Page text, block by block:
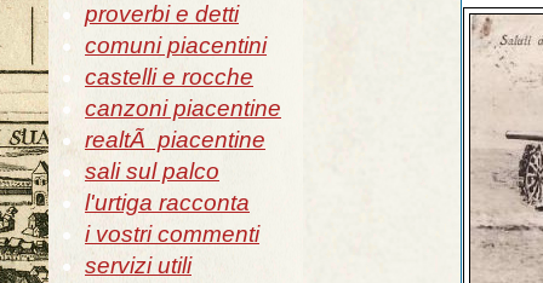
proverbi e detti
comuni piacentini
castelli e rocche
canzoni piacentine
realtÃ piacentine
sali sul palco
l'urtiga racconta
i vostri commenti
servizi utili